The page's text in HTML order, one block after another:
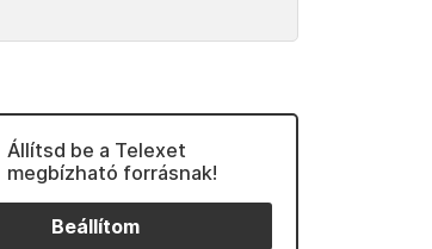
Állítsd be a Telexet
megbízható forrásnak!
Beállítom